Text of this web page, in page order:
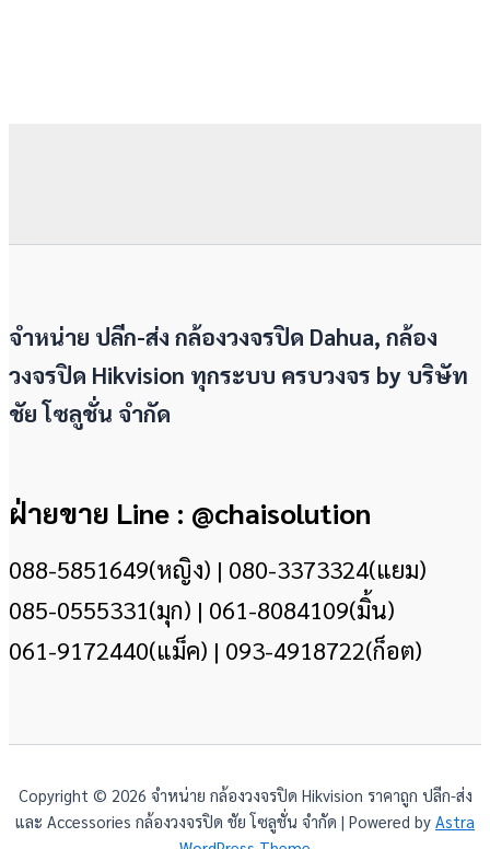
จำหน่าย ปลีก-ส่ง กล้องวงจรปิด Dahua, กล้อง
วงจรปิด Hikvision ทุกระบบ ครบวงจร by บริษัท
ชัย โซลูชั่น จำกัด
ฝ่ายขาย Line : @chaisolution
088-5851649(หญิง) | 080-3373324(แยม)
085-0555331(มุก) | 061-8084109(มิ้น)
061-9172440(แม็ค) | 093-4918722(ก็อต)
Copyright © 2026 จำหน่าย กล้องวงจรปิด Hikvision ราคาถูก ปลีก-ส่ง
และ Accessories กล้องวงจรปิด ชัย โซลูชั่น จำกัด | Powered by Astra